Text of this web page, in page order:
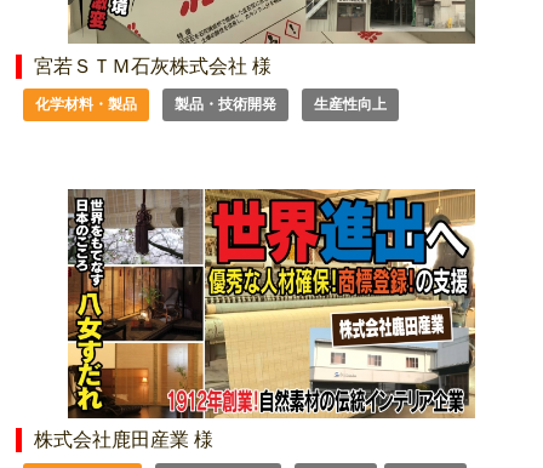
宮若ＳＴＭ石灰株式会社 様
化学材料・製品 製品・技術開発 生産性向上
株式会社鹿田産業 様